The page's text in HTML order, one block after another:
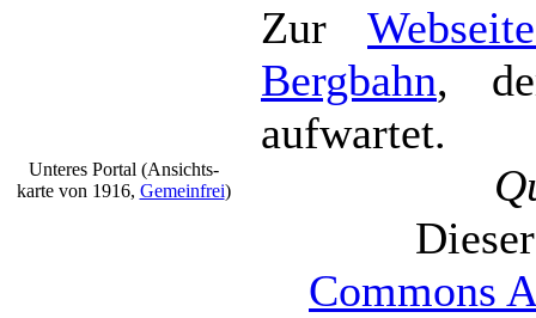
Zur
Bergbahn,
aufwartet.
Unteres Portal (Ansichts-
karte von 1916, Gemeinfrei)
Commons